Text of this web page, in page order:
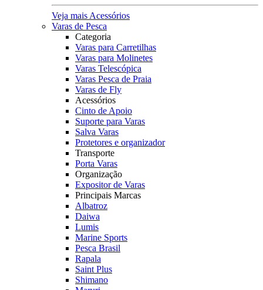
Veja mais Acessórios
Varas de Pesca
Categoria
Varas para Carretilhas
Varas para Molinetes
Varas Telescópica
Varas Pesca de Praia
Varas de Fly
Acessórios
Cinto de Apoio
Suporte para Varas
Salva Varas
Protetores e organizador
Transporte
Porta Varas
Organização
Expositor de Varas
Principais Marcas
Albatroz
Daiwa
Lumis
Marine Sports
Pesca Brasil
Rapala
Saint Plus
Shimano